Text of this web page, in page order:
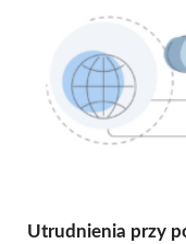
Utrudnienia przy